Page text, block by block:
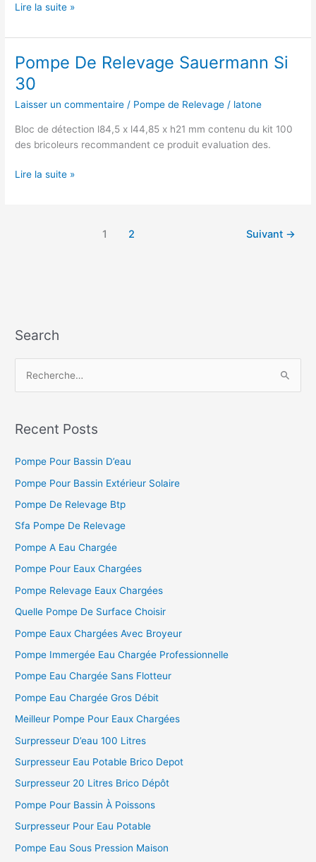
Pompe
Condensat
Sauermann
Lire la suite »
Pompe De Relevage Sauermann Si
30
Laisser un commentaire / Pompe de Relevage / latone
Bloc de détection l84,5 x l44,85 x h21 mm contenu du kit 100
des bricoleurs recommandent ce produit evaluation des.
Pompe
Lire la suite »
1 2 Suivant →
Search
h
r
c
h
Recent Posts
Pompe Pour Bassin D’eau
Pompe Pour Bassin Extérieur Solaire
Pompe De Relevage Btp
Sfa Pompe De Relevage
Pompe A Eau Chargée
Pompe Pour Eaux Chargées
Pompe Relevage Eaux Chargées
Quelle Pompe De Surface Choisir
Pompe Eaux Chargées Avec Broyeur
Pompe Immergée Eau Chargée Professionnelle
Pompe Eau Chargée Sans Flotteur
Pompe Eau Chargée Gros Débit
Meilleur Pompe Pour Eaux Chargées
Surpresseur D’eau 100 Litres
Surpresseur Eau Potable Brico Depot
Surpresseur 20 Litres Brico Dépôt
Pompe Pour Bassin À Poissons
Surpresseur Pour Eau Potable
Pompe Eau Sous Pression Maison